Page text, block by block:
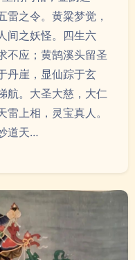
之令。黄粱梦觉，
间之妖怪。四生六
不应；黄鹄溪头留圣
丹崖，显仙踪于玄
航。大圣大慈，大仁
上相，灵宝真人。
道天…